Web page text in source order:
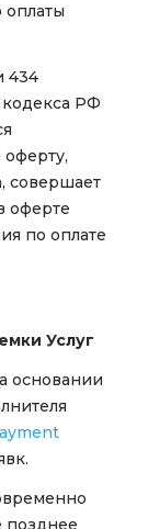
оплаты
434
кодекса РФ
совершает
оферте
по оплате
Услуг
основании
позднее